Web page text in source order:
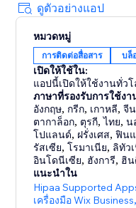
ดูตัวอย่างแอป
หมวดหมู่
การติดต่อสื่อสาร บล็
เปิดให้ใช้ใน:
แอปนี้เปิดให้ใช้งานทั่ว
ภาษาที่รองรับการใช้ง
อังกฤษ, กรีก, เกาหลี,จีน
ตากาล็อก, ตุรกี,ไทย,น
โปแลนด์, ฝรั่งเศส,ฟิน
รัสเซีย,โรมาเนีย, ลิทัว
อินโดนีเซีย, ฮังการี, ฮิ
แนะนำใน
Hipaa Supported
เครื่องมือ Wix Business,